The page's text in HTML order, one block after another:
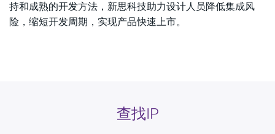
联系专家
持和成熟的开发方法，新思科技助力设计人员降低集成风
险，缩短开发周期，实现产品快速上市。
查找IP